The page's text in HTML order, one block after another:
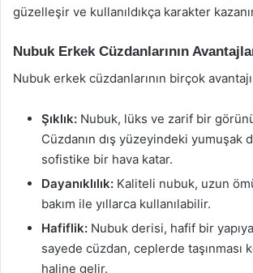
güzelleşir ve kullanıldıkça karakter
Nubuk Erkek Cüzdanlarının
Nubuk erkek cüzdanlarının birçok
Şıklık: Nubuk, lüks ve zarif bir
Cüzdanın dış yüzeyindeki yumuşak
sofistike bir hava katar.
Dayanıklılık: Kaliteli nubuk, uzun
bakım ile yıllarca kullanılabilir.
Hafiflik: Nubuk derisi, hafif bir
sayede cüzdan, ceplerde taşınması
haline gelir.